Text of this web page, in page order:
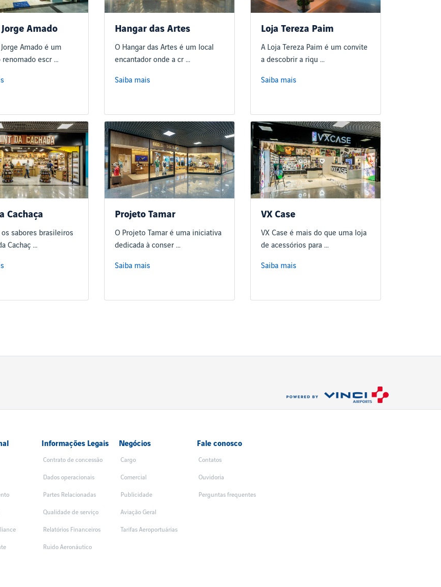
Jorge Amado
Amado é um
escr ...
Hangar das Artes
O Hangar das Artes é um local
encantador onde a cr ...
Saiba mais
Loja Tereza Paim
A Loja Tereza Paim é um convite
a descobrir a riqu ...
Saiba mais
Cachaça
os sabores brasileiros
Cachaç ...
Projeto Tamar
O Projeto Tamar é uma iniciativa
dedicada à conser ...
Saiba mais
VX Case
VX Case é mais do que uma loja
de acessórios para ...
Saiba mais
Informações Legais
Contrato de concessão
Dados operacionais
Partes Relacionadas
Qualidade de serviço
Relatórios Financeiros
Ruido Aeronáutico
Negócios
Cargo
Comercial
Publicidade
Aviação Geral
Tarifas Aeroportuárias
Fale conosco
Contatos
Ouvidoria
Perguntas frequentes